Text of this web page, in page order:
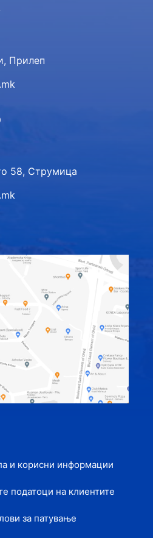
Прилеп
58, Струмица
и корисни информации
податоци на клиентите
за патување